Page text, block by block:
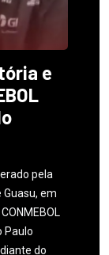
e
pela
Guasu, em
Paulo
do